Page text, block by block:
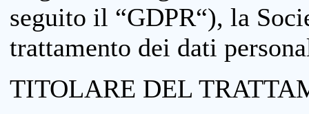
seguito il “GDPR“), la
trattamento dei dati
TITOLARE DEL